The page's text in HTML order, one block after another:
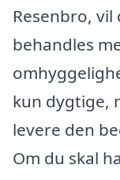
Resenbro,
behandles
kun dygtige,
levere den
Om du skal